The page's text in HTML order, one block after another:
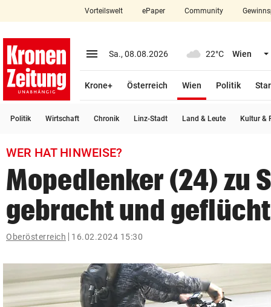
closeSchließen
account_circle Anmelden
arrow_right
bookmark
search
Suchbegriff
eingeben
© Krone Multimedia GmbH & Co KG 2026
Muthgasse 2, 1190 Wien
Vorteilswelt ePaper Community
menu Menü aufklappen
Sa., 08.08.2026 22°C Wien
Krone+ Österreich Wien
Politik
Politik Wirtschaft Chronik Linz-Stadt Land & Leute Kultur &
WER HAT HINWEISE?
Mopedlenker (24) zu
gebracht und
Oberösterreich 16.02.2024 15:30